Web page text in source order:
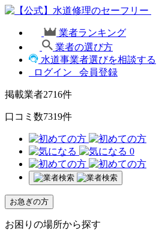
業者ランキング
業者の選び方
水道事業者選びを相談する
ログイン
会員登録
掲載業者2716件
口コミ数7319件
0
お急ぎの方
お困りの場所から探す